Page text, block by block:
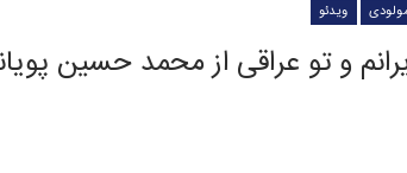
ویدئو
و تو عراقی از محمد حسین